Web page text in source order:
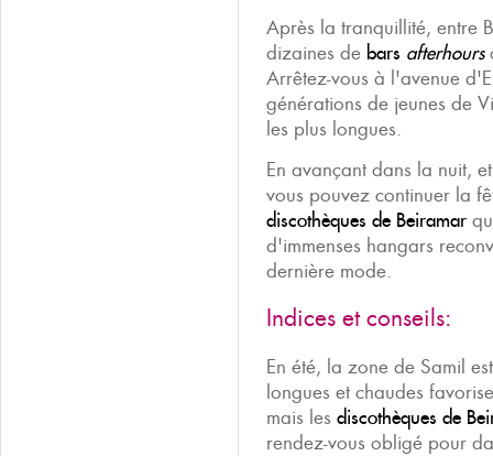
Après la tranquillité, entre
dizaines de bars afterhours
Arrêtez-vous à l'avenue
générations de jeunes de
les plus longues.
En avançant dans la nuit,
vous pouvez continuer la
discothèques de Beiramar
d'immenses hangars
dernière mode.
Indices et conseils:
En été, la zone de Samil
longues et chaudes
mais les discothèques de
rendez-vous obligé pour